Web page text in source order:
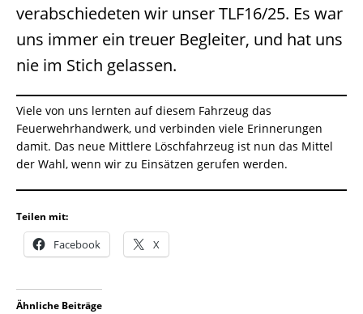
verabschiedeten wir unser TLF16/25. Es war
uns immer ein treuer Begleiter, und hat uns
nie im Stich gelassen.
Viele von uns lernten auf diesem Fahrzeug das
Feuerwehrhandwerk, und verbinden viele Erinnerungen
damit. Das neue Mittlere Löschfahrzeug ist nun das Mittel
der Wahl, wenn wir zu Einsätzen gerufen werden.
Teilen mit:
Facebook X
Ähnliche Beiträge